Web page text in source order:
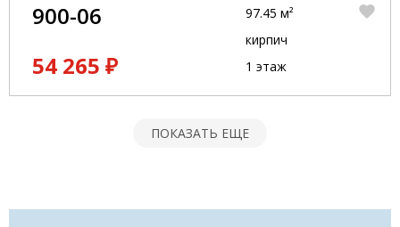
900-06
54 265 ₽
97.45 м²
кирпич
1 этаж
ПОКАЗАТЬ ЕЩЕ